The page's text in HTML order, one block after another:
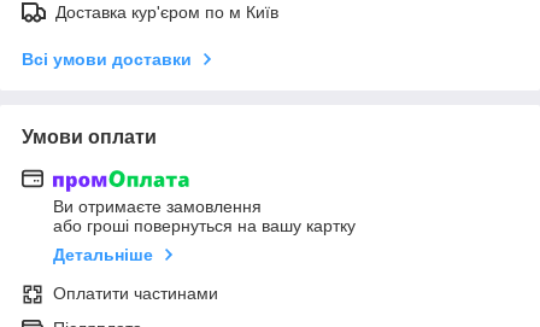
Доставка кур'єром по м Київ
Всі умови доставки
Умови оплати
Ви отримаєте замовлення
або гроші повернуться на вашу картку
Детальніше
Оплатити частинами